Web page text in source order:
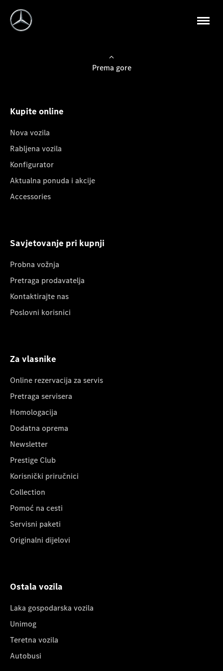
Prema gore
Kupite online
Nova vozila
Rabljena vozila
Konfigurator
Aktualna ponuda i akcije
Accessories
Savjetovanje pri kupnji
Probna vožnja
Pretraga prodavatelja
Kontaktirajte nas
Poslovni korisnici
Za vlasnike
Online rezervacija za servis
Pretraga servisera
Homologacija
Dodatna oprema
Newsletter
Prestige Club
Korisnički priručnici
Collection
Pomoć na cesti
Servisni paketi
Originalni dijelovi
Ostala vozila
Laka gospodarska vozila
Unimog
Teretna vozila
Autobusi